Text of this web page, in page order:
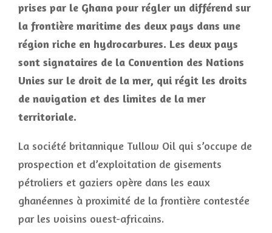
prises par le Ghana pour régler un différend sur
la frontière maritime des deux pays dans une
région riche en hydrocarbures. Les deux pays
sont signataires de la Convention des Nations
Unies sur le droit de la mer, qui régit les droits
de navigation et des limites de la mer
territoriale.
La société britannique Tullow Oil qui s’occupe de
prospection et d’exploitation de gisements
pétroliers et gaziers opère dans les eaux
ghanéennes à proximité de la frontière contestée
par les voisins ouest-africains.